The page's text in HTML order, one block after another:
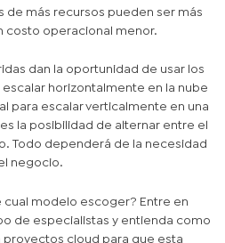
de más recursos pueden ser más
costo operacional menor.
dan la oportunidad de usar los
horizontalmente en la nube
para escalar verticalmente en una
la posibilidad de alternar entre el
Todo dependerá de la necesidad
negocio.
cual modelo escoger? Entre en
de especialistas y entienda como
proyectos cloud para que esta